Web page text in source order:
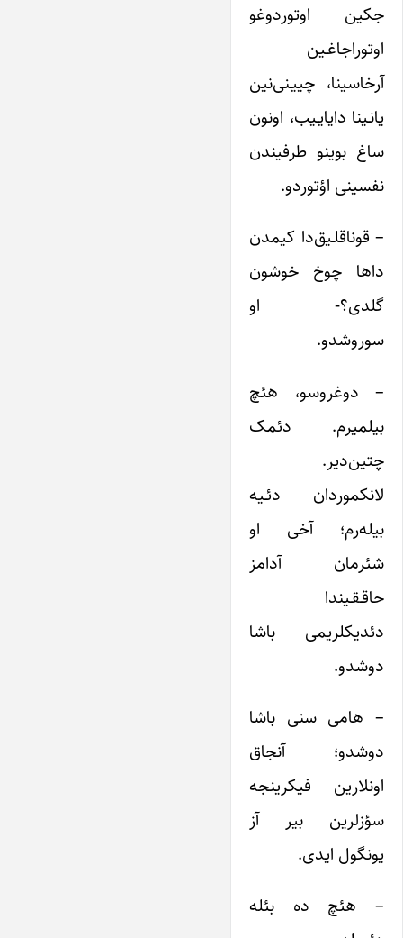
جکین اوتوردوغو
اوتوراجاغـین
آرخاسینا، چییـنی‌نین
یانـینا دایایـیب، اونون
ساغ بوینو طرفیندن
نفسینی اؤتوردو.
– قوناقلـیق‌دا کیمدن
داها چوخ خوشون
گلدی؟- او
سوروشدو.
– دوغروسو، هئچ
بیلمیرم. دئمک
چتین‌دیر.
لانکموردان دئـیه
بیله‌رم؛ آخی او
شئرمان آدامز
حاقـقـیندا
دئدیکلریمی باشا
دوشدو.
– هامی سنی باشا
دوشدو؛ آنجاق
اونلارین فیکرینجه
سؤزلرین بیر آز
یونگول ایدی.
– هئچ ده بئله